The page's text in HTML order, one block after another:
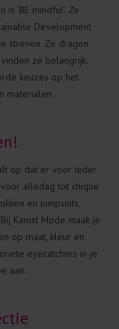
‘BE mindful’. Ze
Development
streven. Ze dragen
ze belangrijk.
keuzes op het
materialen.
op dat er voor ieder
alledag tot chique
en jumpsuits,
Kamst Mode maak je
op maat, kleur en
eyecatchers in je
aan.